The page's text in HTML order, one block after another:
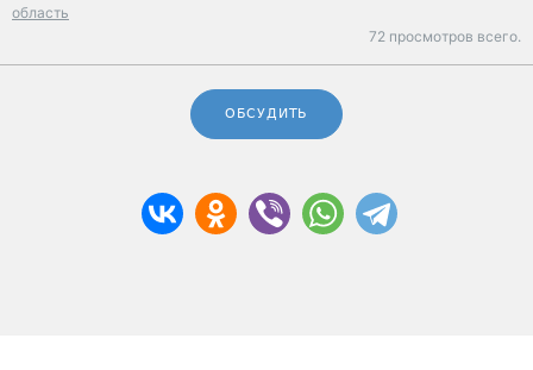
область
72 просмотров всего.
ОБСУДИТЬ